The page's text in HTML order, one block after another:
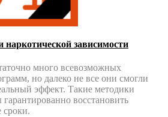
зависимости
много всевозможных
но далеко не все они смогли
эффект. Такие методики
восстановить
сроки.